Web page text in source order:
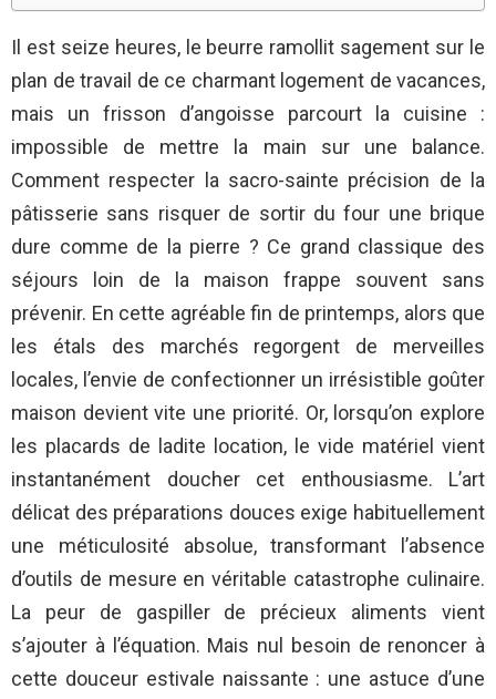
Il est seize heures, le beurre ramollit sagement sur le
plan de travail de ce charmant logement de vacances,
mais un frisson d’angoisse parcourt la cuisine :
impossible de mettre la main sur une balance.
Comment respecter la sacro-sainte précision de la
pâtisserie sans risquer de sortir du four une brique
dure comme de la pierre ? Ce grand classique des
séjours loin de la maison frappe souvent sans
prévenir. En cette agréable fin de printemps, alors que
les étals des marchés regorgent de merveilles
locales, l’envie de confectionner un irrésistible goûter
maison devient vite une priorité. Or, lorsqu’on explore
les placards de ladite location, le vide matériel vient
instantanément doucher cet enthousiasme. L’art
délicat des préparations douces exige habituellement
une méticulosité absolue, transformant l’absence
d’outils de mesure en véritable catastrophe culinaire.
La peur de gaspiller de précieux aliments vient
s’ajouter à l’équation. Mais nul besoin de renoncer à
cette douceur estivale naissante : une astuce d’une